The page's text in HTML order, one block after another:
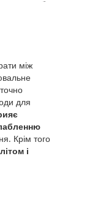
між
для
Крім того
і